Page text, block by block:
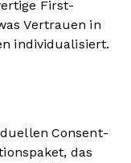
First-
Vertrauen in
individualisiert.
Consent-
das